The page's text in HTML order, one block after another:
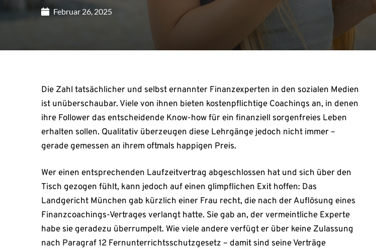
Februar 26, 2025
Die Zahl tatsächlicher und selbst ernannter Finanzexperten in den sozialen Medien
ist unüberschaubar. Viele von ihnen bieten kostenpflichtige Coachings an, in denen
ihre Follower das entscheidende Know-how für ein finanziell sorgenfreies Leben
erhalten sollen. Qualitativ überzeugen diese Lehrgänge jedoch nicht immer –
gerade gemessen an ihrem oftmals happigen Preis.
Wer einen entsprechenden Laufzeitvertrag abgeschlossen hat und sich über den
Tisch gezogen fühlt, kann jedoch auf einen glimpflichen Exit hoffen: Das
Landgericht München gab kürzlich einer Frau recht, die nach der Auflösung eines
Finanzcoachings-Vertrages verlangt hatte. Sie gab an, der vermeintliche Experte
habe sie geradezu überrumpelt. Wie viele andere verfügt er über keine Zulassung
nach Paragraf 12 Fernunterrichtsschutzgesetz – damit sind seine Verträge